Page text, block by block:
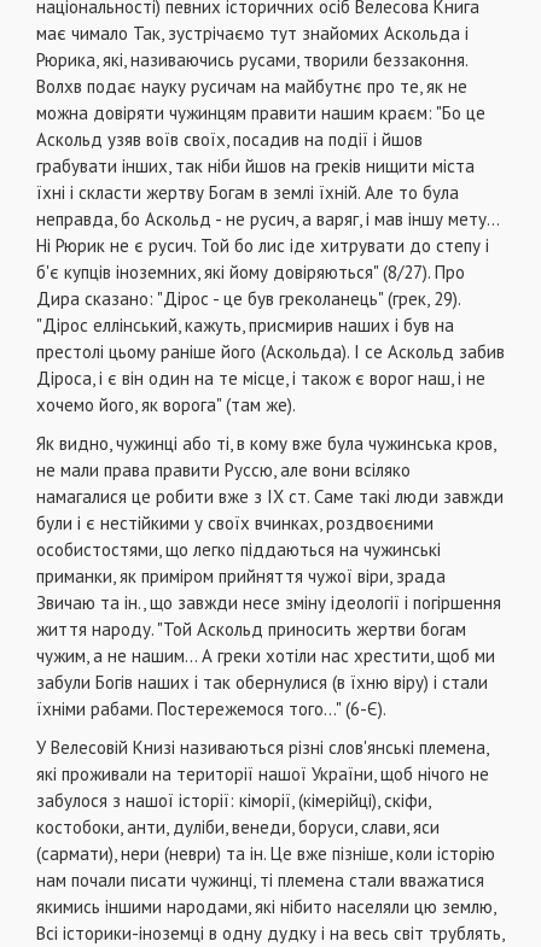
національнос­ті) певних історичних осіб Велесова Книга
має чи­мало Так, зустрічаємо тут знайомих Аскольда і
Рюрика, які, називаючись русами, творили без­законня.
Волхв подає науку русичам на майбут­нє про те, як не
можна довіряти чужинцям прави­ти нашим краєм: "Бо це
Аскольд узяв воїв своїх, посадив на події і йшов
грабувати інших, так ніби йшов на греків нищити міста
їхні і скласти жертву Богам в землі їхній. Але то була
неправда, бо Аскольд - не русич, а варяг, і мав іншу мету...
Ні Рюрик не є русич. Той бо лис іде хитрувати до степу і
б'є купців іноземних, які йому довіря­ються" (8/27). Про
Дира сказано: "Дірос - це був греколанець" (грек, 29).
"Дірос еллінський, кажуть, присмирив наших і був на
престолі цьому раніше його (Аскольда). І се Аскольд забив
Діроса, і є він один на те місце, і також є ворог наш, і не
хочемо його, як ворога" (там же).
Як видно, чужинці або ті, в кому вже була чужинська кров,
не мали права правити Руссю, але вони всіляко
намагалися це робити вже з ІХ ст. Саме такі люди завжди
були і є нестійкими у своїх вчин­ках, роздвоєними
особистостями, що легко піддають­ся на чужинські
приманки, як приміром прийняття чу­жої віри, зрада
Звичаю та ін., що завжди несе зміну ідеології і погіршення
життя народу. "Той Аскольд приносить жертви богам
чужим, а не нашим... А греки хотіли нас хрестити, щоб ми
забули Богів наших і так обернулися (в їхню віру) і стали
їхніми рабами. Постережемося того..." (6-Є).
У Велесовій Книзі називаються різні слов'янські племена,
які проживали на території нашої Украї­ни, щоб нічого не
забулося з нашої історії: кіморії, (кімерійці), скіфи,
костобоки, анти, дуліби, венеди, боруси, слави, яси
(сармати), нери (неври) та ін. Це вже пізніше, коли історію
нам почали писати чужинці, ті племена стали вважатися
якимись ін­шими народами, які нібито населяли цю землю,
Всі історики-іноземці в одну дудку і на весь світ трублять,